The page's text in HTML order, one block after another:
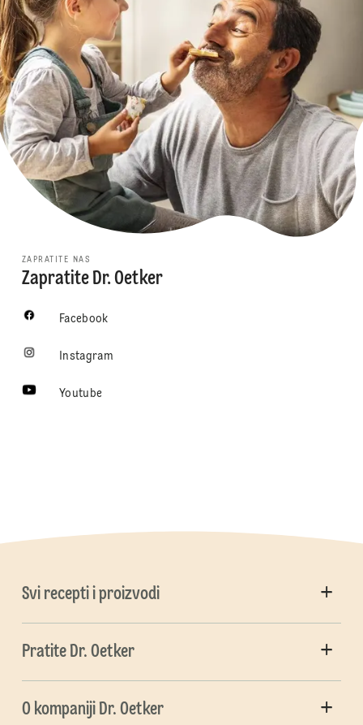
ZAPRATITE NAS
Zapratite Dr. Oetker
Facebook
Instagram
Youtube
Svi recepti i proizvodi
Pratite Dr. Oetker
O kompaniji Dr. Oetker